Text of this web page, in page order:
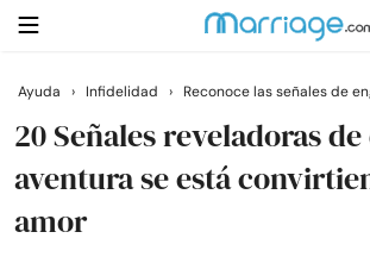
Buscar
Casarse
Ayuda › Infidelidad › Reconoce las señales de
20 Señales reveladoras
aventura se está
amor